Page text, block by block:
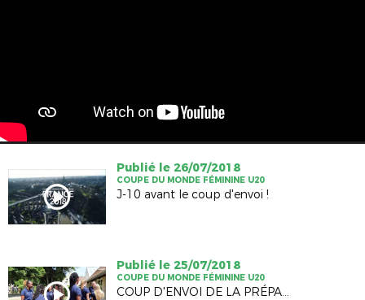
Publié le 26/07/2018
COUPE DU MONDE FÉMININE U20
J-10 avant le coup d'envoi !
Publié le 25/07/2018
COUPE DU MONDE FÉMININE U20
COUP D'ENVOI DE LA PRÉPARATION AU MONDIAL